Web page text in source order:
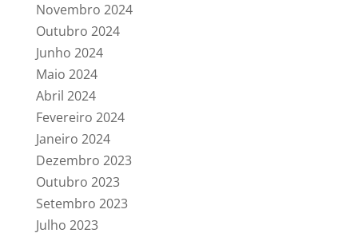
Novembro 2024
Outubro 2024
Junho 2024
Maio 2024
Abril 2024
Fevereiro 2024
Janeiro 2024
Dezembro 2023
Outubro 2023
Setembro 2023
Julho 2023